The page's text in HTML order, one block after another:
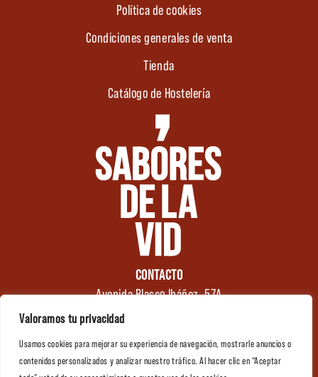
Valoramos tu privacidad
Usamos cookies para mejorar su experiencia de navegación, mostrarle anuncios o
contenidos personalizados y analizar nuestro tráfico. Al hacer clic en “Aceptar
Política de cookies
Condiciones generales de venta
Tienda
Catálogo de Hostelería
CONTACTO
Avenida Blasco Ibáñez, 57A
Tel.: +34 961 176 174
info@saboresdelavid.com
0